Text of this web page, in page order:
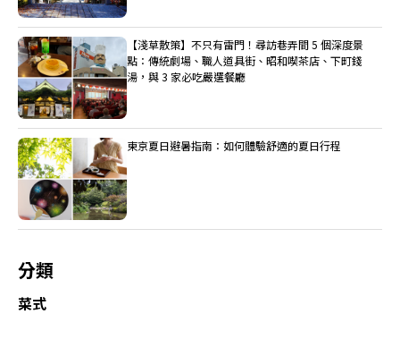
【淺草散策】不只有雷門！尋訪巷弄間 5 個深度景
點：傳統劇場、職人道具街、昭和喫茶店、下町錢
湯，與 3 家必吃嚴選餐廳
東京夏日避暑指南：如何體驗舒適的夏日行程
分類
菜式